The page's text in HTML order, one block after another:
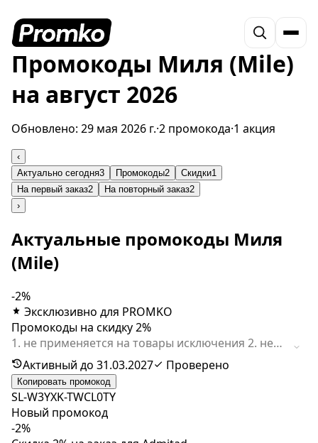
Промокоды Миля (Mile)
на август 2026
Обновлено: 29 мая 2026 г.·2 промокода·1 акция
‹
Актуально сегодня3 Промокоды2 Скидки1
На первый заказ2 На повторный заказ2
›
Актуальные промокоды Миля
(Mile)
-2%
Эксклюзивно для PROMKO
Промокоды на скидку 2%
1. не применяется на товары исключения 2. не
применяется с программой лояльности
Активный до 31.03.2027 Проверено
Копировать промокод
SL-W3YXK-TWCL0TY
Новый промокод
-2%